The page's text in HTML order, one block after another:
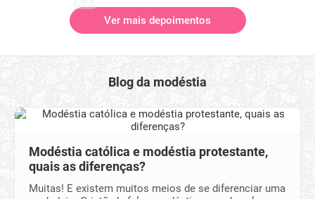
Ver mais depoimentos
Blog da modéstia
Modéstia católica e modéstia protestante,
quais as diferenças?
Muitas! E existem muitos meios de se diferenciar uma